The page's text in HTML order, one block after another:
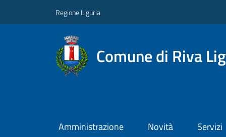
Regione Liguria
Comune di Riva
Amministrazione Novità Servizi